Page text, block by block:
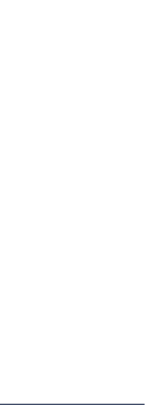
commerciales à
à tout moment en